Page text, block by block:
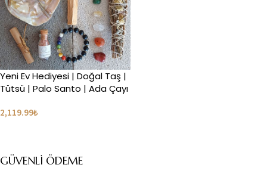
Yeni Ev Hediyesi | Doğal Taş |
Tütsü | Palo Santo | Ada Çayı
2,119.99₺
GÜVENLI ÖDEME